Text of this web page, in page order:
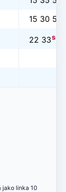
15 30 52
22 33s
jako linka 10